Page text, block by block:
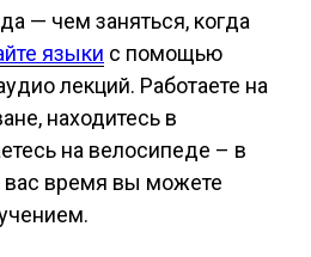
— чем заняться, когда
языки с помощью
лекций. Работаете на
находитесь в
на велосипеде – в
время вы можете